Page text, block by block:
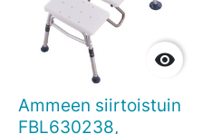

Ammeen siirtoistuin
FBL630238,